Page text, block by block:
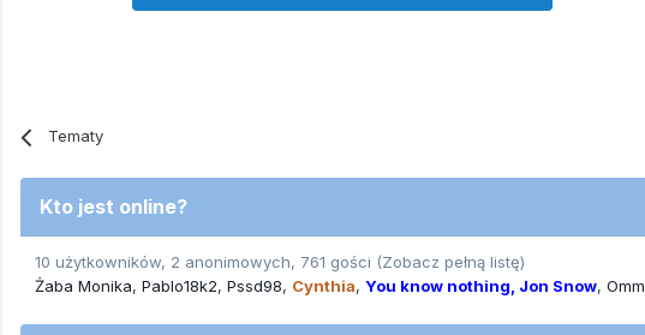
Tematy
Kto jest online?
10 użytkowników, 2 anonimowych, 761 gości (Zobacz pełną listę)
Żaba Monika Pablo18k2 Pssd98 Cynthia You know nothing, Jon Snow Omm